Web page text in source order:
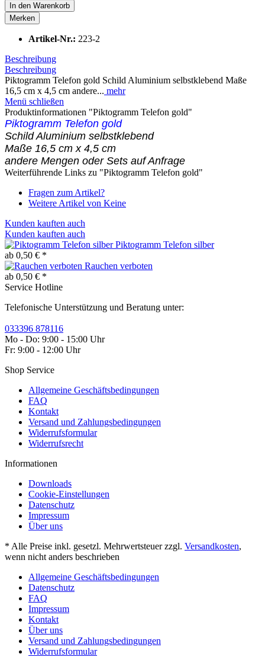
In den Warenkorb
Merken
Artikel-Nr.: 223-2
Beschreibung
Beschreibung
Piktogramm Telefon gold Schild Aluminium selbstklebend Maße
16,5 cm x 4,5 cm andere... mehr
Menü schließen
Produktinformationen "Piktogramm Telefon gold"
Piktogramm Telefon gold
Schild Aluminium selbstklebend
Maße 16,5 cm x 4,5 cm
andere Mengen oder Sets auf Anfrage
Weiterführende Links zu "Piktogramm Telefon gold"
Fragen zum Artikel?
Weitere Artikel von Keine
Kunden kauften auch
Kunden kauften auch
Piktogramm Telefon silber
ab 0,50 € *
Rauchen verboten
ab 0,50 € *
Service Hotline
Telefonische Unterstützung und Beratung unter:
033396 878116
Mo - Do: 9:00 - 15:00 Uhr
Fr: 9:00 - 12:00 Uhr
Shop Service
Allgemeine Geschäftsbedingungen
FAQ
Kontakt
Versand und Zahlungsbedingungen
Widerrufsformular
Widerrufsrecht
Informationen
Downloads
Cookie-Einstellungen
Datenschutz
Impressum
Über uns
* Alle Preise inkl. gesetzl. Mehrwertsteuer zzgl. Versandkosten,
wenn nicht anders beschrieben
Allgemeine Geschäftsbedingungen
Datenschutz
FAQ
Impressum
Kontakt
Über uns
Versand und Zahlungsbedingungen
Widerrufsformular